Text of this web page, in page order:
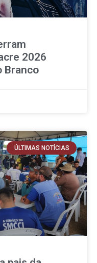
2026
Branco
ÚLTIMAS NOTÍCIAS